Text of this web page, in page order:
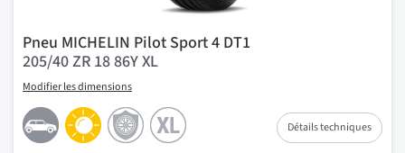
Pneu MICHELIN Pilot Sport 4 DT1
205/40 ZR 18 86Y XL
Modifier les dimensions
Détails techniques